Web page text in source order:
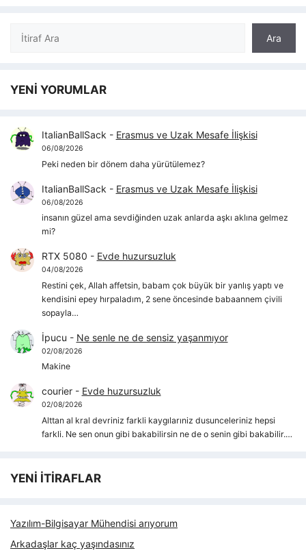
Ara
Ara
YENİ YORUMLAR
ItalianBallSack - Erasmus ve Uzak Mesafe İlişkisi
06/08/2026
Peki neden bir dönem daha yürütülemez?
ItalianBallSack - Erasmus ve Uzak Mesafe İlişkisi
06/08/2026
insanın güzel ama sevdiğinden uzak anlarda aşkı aklına gelmez
mi?
RTX 5080 - Evde huzursuzluk
04/08/2026
Restini çek, Allah affetsin, babam çok büyük bir yanlış yaptı ve
kendisini epey hırpaladım, 2 sene öncesinde babaannem çivili
sopayla…
İpucu - Ne senle ne de sensiz yaşanmıyor
02/08/2026
Makine
courier- Evde huzursuzluk
02/08/2026
Alttan al kral devriniz farkli kaygılarıniz dusunceleriniz hepsi
farkli. Ne sen onun gibi bakabilirsin ne de o senin gibi bakabilir.…
YENİ İTİRAFLAR
Yazılım-Bilgisayar Mühendisi arıyorum
Arkadaşlar kaç yaşındasınız